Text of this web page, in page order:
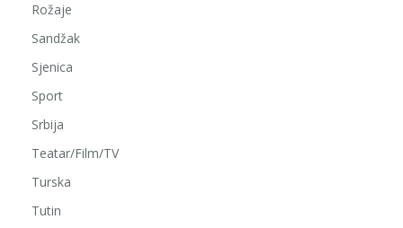
Rožaje
Sandžak
Sjenica
Sport
Srbija
Teatar/Film/TV
Turska
Tutin